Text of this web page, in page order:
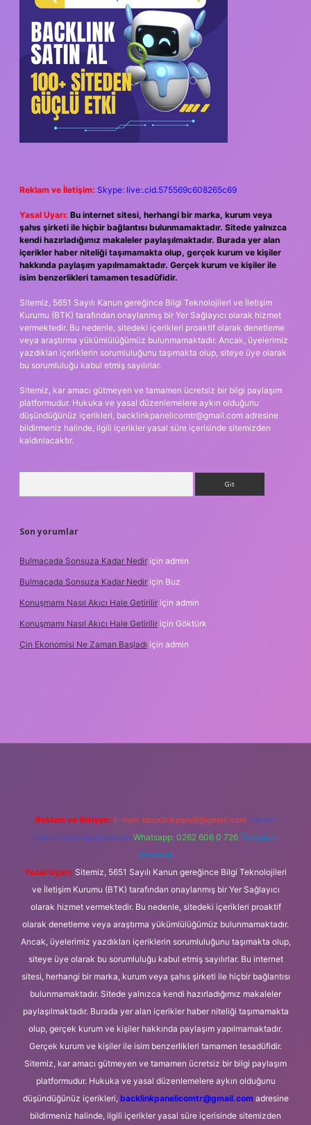
Reklam ve İletişim: Skype: live:.cid.575569c608265c69
Yasal Uyarı: Bu internet sitesi, herhangi bir marka, kurum veya
şahıs şirketi ile hiçbir bağlantısı bulunmamaktadır. Sitede yalnızca
kendi hazırladığımız makaleler paylaşılmaktadır. Burada yer alan
içerikler haber niteliği taşımamakta olup, gerçek kurum ve kişiler
hakkında paylaşım yapılmamaktadır. Gerçek kurum ve kişiler ile
isim benzerlikleri tamamen tesadüfidir.
Sitemiz, 5651 Sayılı Kanun gereğince Bilgi Teknolojileri ve İletişim
Kurumu (BTK) tarafından onaylanmış bir Yer Sağlayıcı olarak hizmet
vermektedir. Bu nedenle, sitedeki içerikleri proaktif olarak denetleme
veya araştırma yükümlülüğümüz bulunmamaktadır. Ancak, üyelerimiz
yazdıkları içeriklerin sorumluluğunu taşımakta olup, siteye üye olarak
bu sorumluluğu kabul etmiş sayılırlar.
Sitemiz, kar amacı gütmeyen ve tamamen ücretsiz bir bilgi paylaşım
platformudur. Hukuka ve yasal düzenlemelere aykırı olduğunu
düşündüğünüz içerikleri, backlinkpanelicomtr@gmail.com adresine
bildirmeniz halinde, ilgili içerikler yasal süre içerisinde sitemizden
kaldırılacaktır.
Son yorumlar
Bulmacada Sonsuza Kadar Nedir için admin
Bulmacada Sonsuza Kadar Nedir için Buz
Konuşmamı Nasıl Akıcı Hale Getirilir için admin
Konuşmamı Nasıl Akıcı Hale Getirilir için Göktürk
Çin Ekonomisi Ne Zaman Başladı için admin
Reklam ve İletişim: E-mail: backlinkpaneli@gmail.com Teams:
forumhizmeti@gmail.com Whatsapp: 0262 606 0 726 Telegram:
@karabul
Yasal Uyarı: Sitemiz, 5651 Sayılı Kanun gereğince Bilgi Teknolojileri
ve İletişim Kurumu (BTK) tarafından onaylanmış bir Yer Sağlayıcı
olarak hizmet vermektedir. Bu nedenle, sitedeki içerikleri proaktif
olarak denetleme veya araştırma yükümlülüğümüz bulunmamaktadır.
Ancak, üyelerimiz yazdıkları içeriklerin sorumluluğunu taşımakta olup,
siteye üye olarak bu sorumluluğu kabul etmiş sayılırlar. Bu internet
sitesi, herhangi bir marka, kurum veya şahıs şirketi ile hiçbir bağlantısı
bulunmamaktadır. Sitede yalnızca kendi hazırladığımız makaleler
paylaşılmaktadır. Burada yer alan içerikler haber niteliği taşımamakta
olup, gerçek kurum ve kişiler hakkında paylaşım yapılmamaktadır.
Gerçek kurum ve kişiler ile isim benzerlikleri tamamen tesadüfidir.
Sitemiz, kar amacı gütmeyen ve tamamen ücretsiz bir bilgi paylaşım
platformudur. Hukuka ve yasal düzenlemelere aykırı olduğunu
düşündüğünüz içerikleri, backlinkpanelicomtr@gmail.comadresine
bildirmeniz halinde, ilgili içerikler yasal süre içerisinde sitemizden